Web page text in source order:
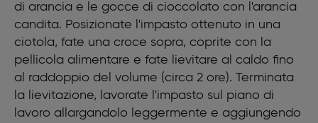
di arancia e le gocce di cioccolato con l'arancia
candita. Posizionate l'impasto ottenuto in una
ciotola, fate una croce sopra, coprite con la
pellicola alimentare e fate lievitare al caldo fino
al raddoppio del volume (circa 2 ore). Terminata
la lievitazione, lavorate l'impasto sul piano di
lavoro allargandolo leggermente e aggiungendo